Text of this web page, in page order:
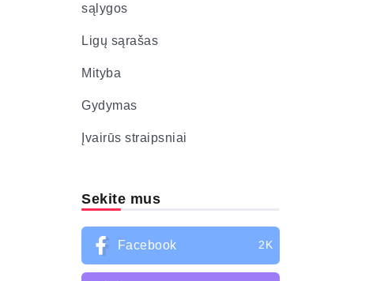
sąlygos
Ligų sąrašas
Mityba
Gydymas
Įvairūs straipsniai
Sekite mus
Facebook 2K